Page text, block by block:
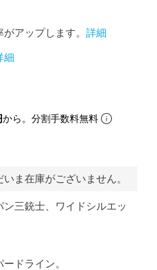
がアップします。詳細
細
から。分割手数料無料
ま在庫がございません。
三銃士、ワイドシルエッ
ドライン。